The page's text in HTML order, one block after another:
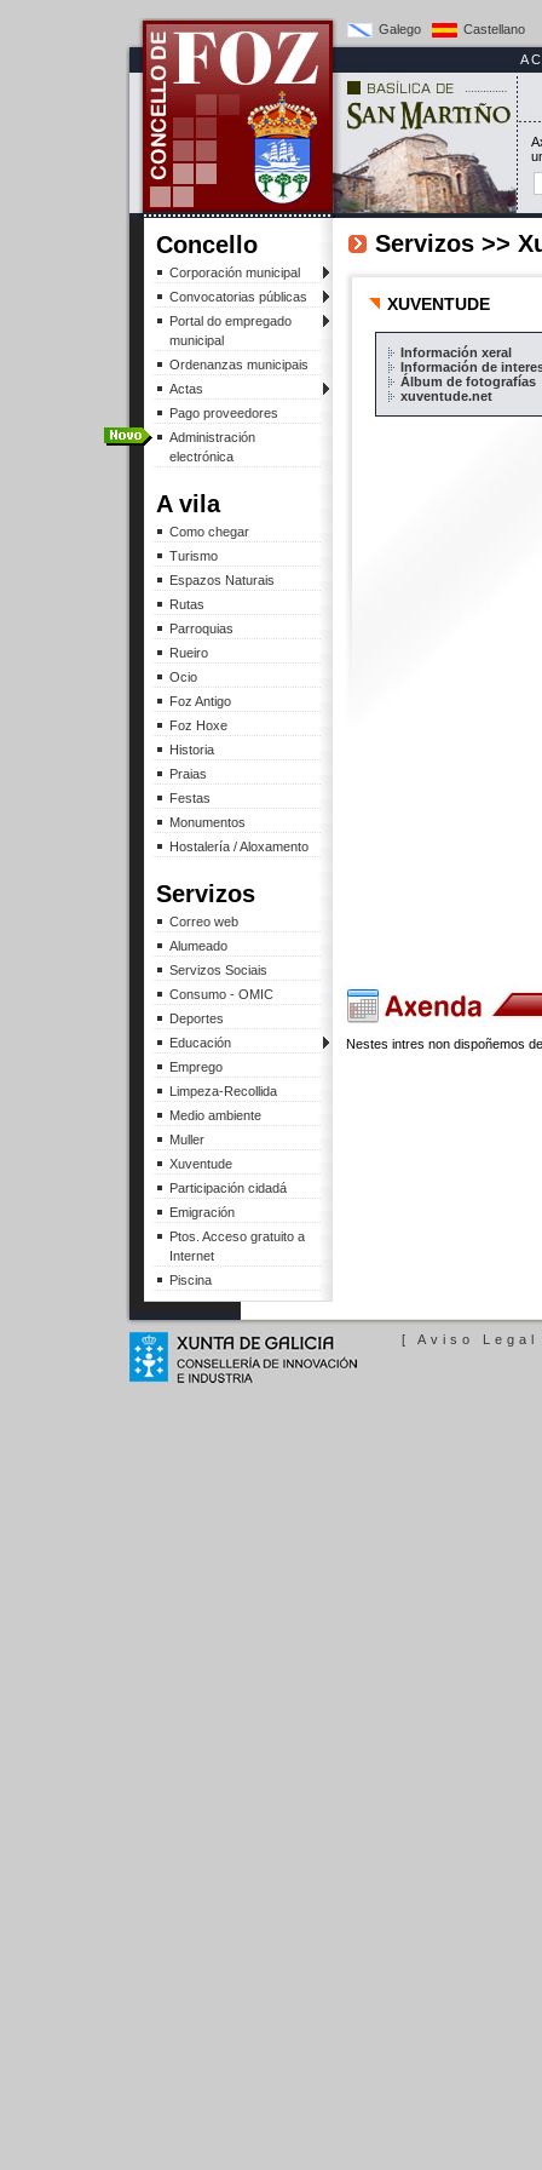
Galego Castellano
Concello
Corporación municipal
Convocatorias públicas
Portal do empregado
municipal
Ordenanzas municipais
Actas
Pago proveedores
Administración
electrónica
A vila
Como chegar
Turismo
Espazos Naturais
Rutas
Parroquias
Rueiro
Ocio
Foz Antigo
Foz Hoxe
Historia
Praias
Festas
Monumentos
Hostalería / Aloxamento
Servizos
Correo web
Alumeado
Servizos Sociais
Consumo - OMIC
Deportes
Educación
Emprego
Limpeza-Recollida
Medio ambiente
Muller
Xuventude
Participación cidadá
Emigración
Ptos. Acceso gratuito a
Internet
Piscina
Servizos >>
XUVENTUDE
Información xeral
Información de
Álbum de fotografías
xuventude.net
Nestes intres non dispoñemos
[ Aviso